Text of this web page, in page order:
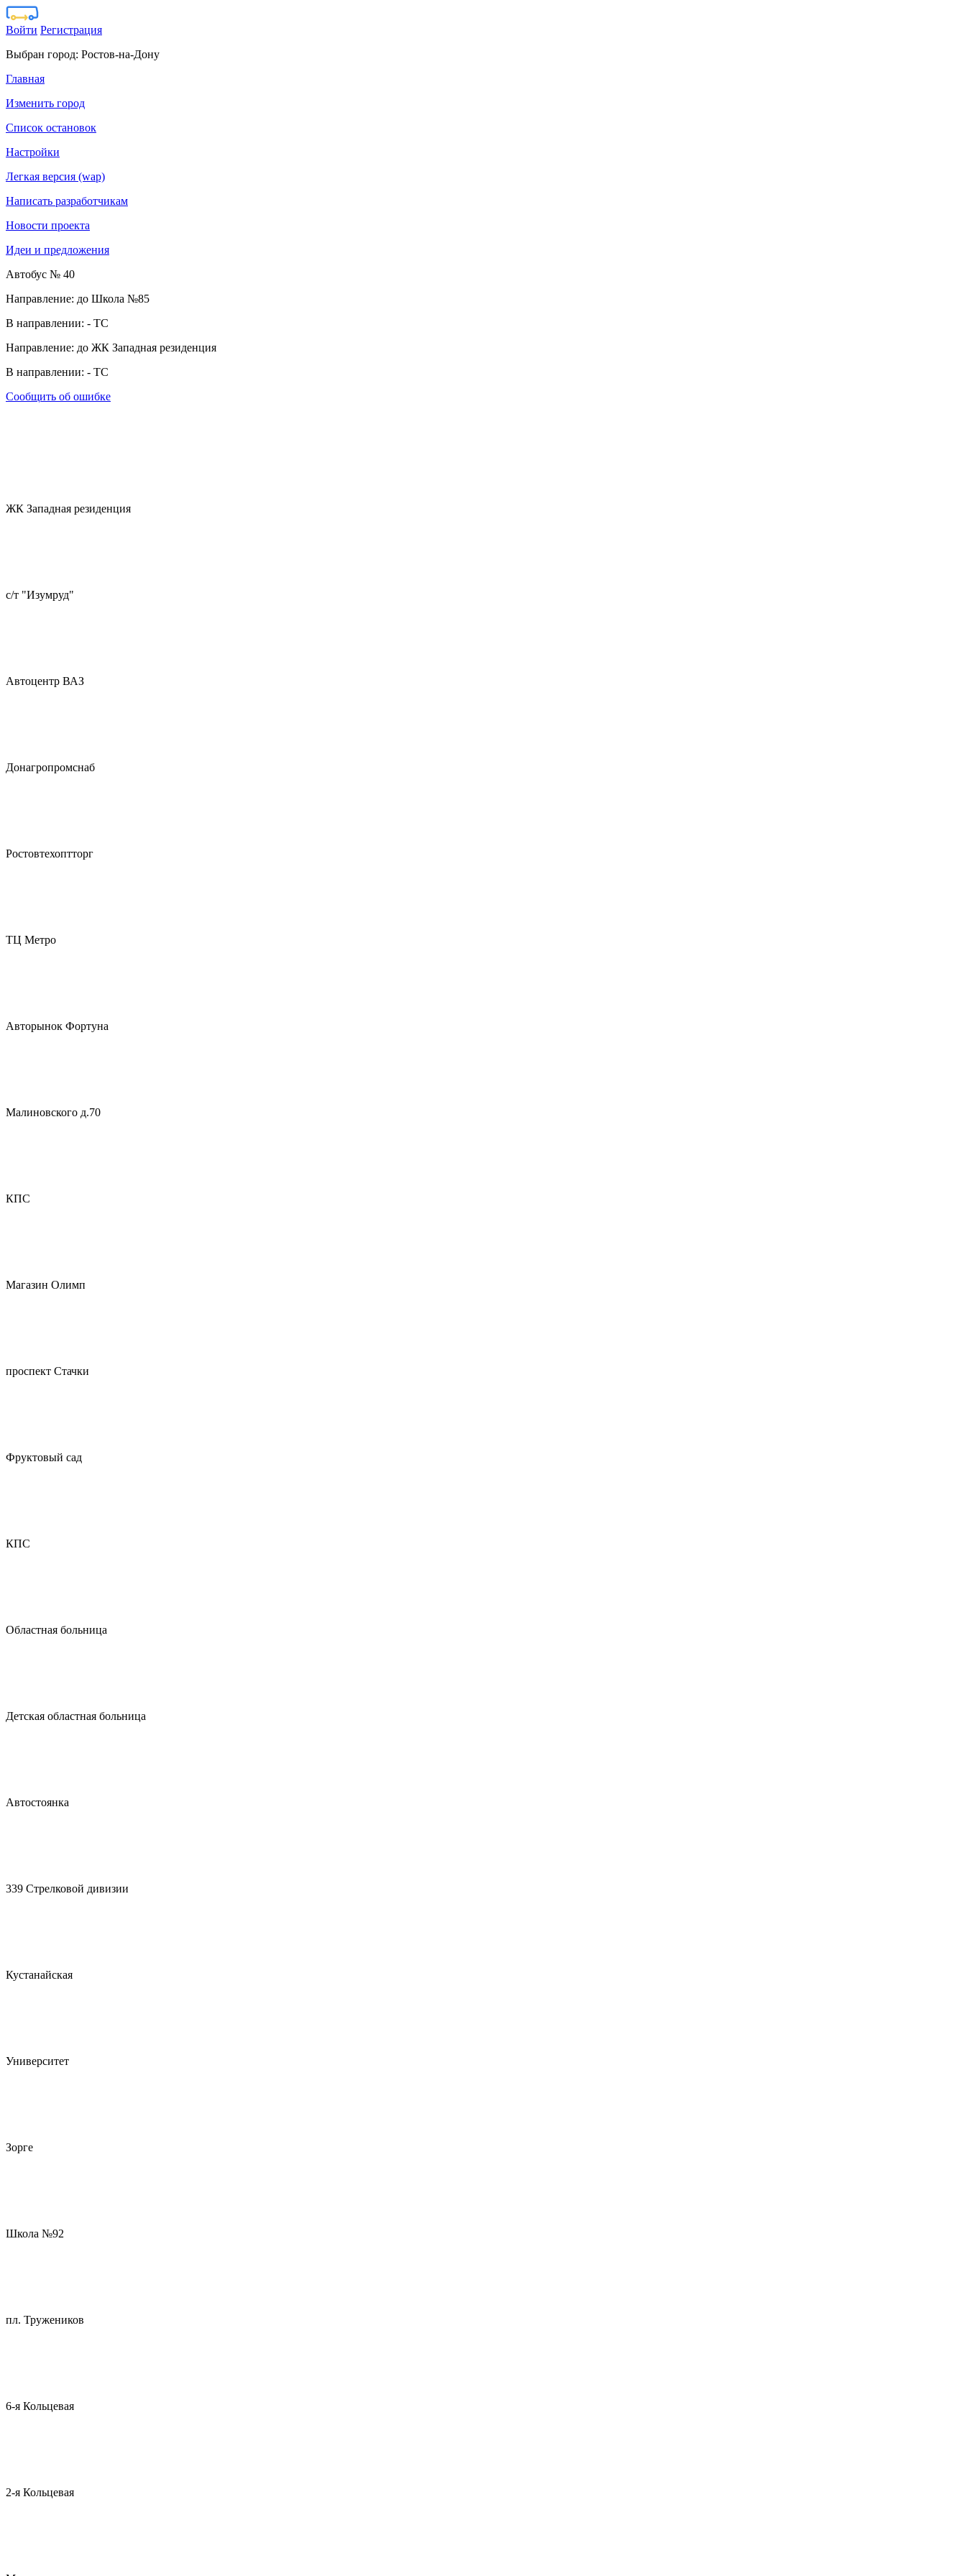
Войти Регистрация
Выбран город: Ростов-на-Дону
Главная
Изменить город
Список остановок
Настройки
Легкая версия (wap)
Написать разработчикам
Новости проекта
Идеи и предложения
Автобус № 40
Направление: до Школа №85
В направлении: - ТС
Направление: до ЖК Западная резиденция
В направлении: - ТС
Сообщить об ошибке
ЖК Западная резиденция
с/т "Изумруд"
Автоцентр ВАЗ
Донагропромснаб
Ростовтехоптторг
ТЦ Метро
Авторынок Фортуна
Малиновского д.70
КПС
Магазин Олимп
проспект Стачки
Фруктовый сад
КПС
Областная больница
Детская областная больница
Автостоянка
339 Стрелковой дивизии
Кустанайская
Университет
Зорге
Школа №92
пл. Тружеников
6-я Кольцевая
2-я Кольцевая